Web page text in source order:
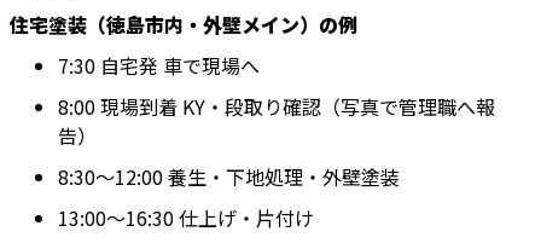
住宅塗装（徳島市内・外壁メイン）の例
7:30 自宅発 車で現場へ
8:00 現場到着 KY・段取り確認（写真で管理職へ報
告）
8:30〜12:00 養生・下地処理・外壁塗装
13:00〜16:30 仕上げ・片付け